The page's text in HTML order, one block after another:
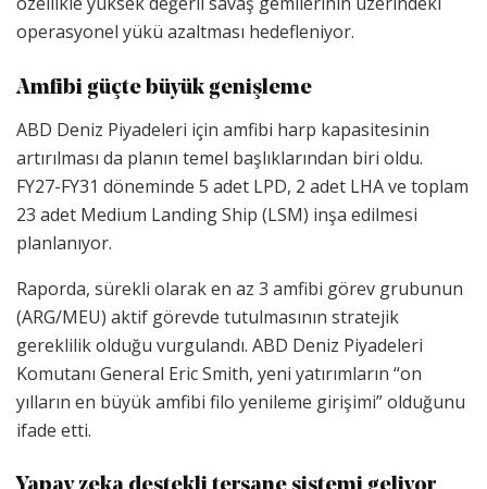
operasyonel yükü azaltması hedefleniyor.
Amfibi güçte büyük genişleme
ABD Deniz Piyadeleri için amfibi harp kapasitesinin
artırılması da planın temel başlıklarından biri oldu.
FY27-FY31 döneminde 5 adet LPD, 2 adet LHA ve toplam
23 adet Medium Landing Ship (LSM) inşa edilmesi
planlanıyor.
Raporda, sürekli olarak en az 3 amfibi görev grubunun
(ARG/MEU) aktif görevde tutulmasının stratejik
gereklilik olduğu vurgulandı. ABD Deniz Piyadeleri
Komutanı General Eric Smith, yeni yatırımların “on
yılların en büyük amfibi filo yenileme girişimi” olduğunu
ifade etti.